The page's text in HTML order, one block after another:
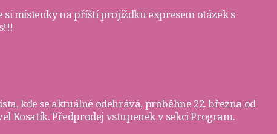
simístenkyna příští projížďku expresem otázek s
kde se aktuálně odehrává, proběhne 22. března od
Kosatík. Předprodej vstupenek v sekciProgram.